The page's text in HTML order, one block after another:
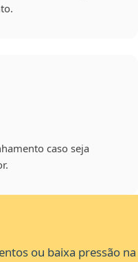
caso seja
ou baixa pressão na